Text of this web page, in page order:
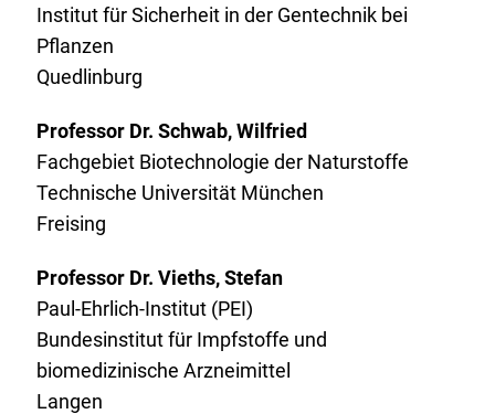
Institut für Sicherheit in der Gentechnik bei
Pflanzen
Quedlinburg
Professor Dr. Schwab, Wilfried
Fachgebiet Biotechnologie der Naturstoffe
Technische Universität München
Freising
Professor Dr. Vieths, Stefan
Paul-Ehrlich-Institut (PEI)
Bundesinstitut für Impfstoffe und
biomedizinische Arzneimittel
Langen